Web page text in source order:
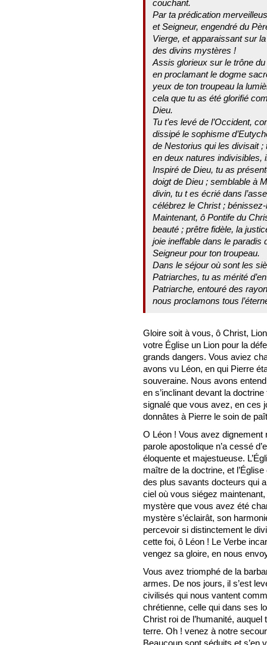
couchant.
Par ta prédication
et Seigneur, engendré du
Vierge, et apparaissant sur
des divins mystères !
Assis glorieux sur le trône
en proclamant le dogme
yeux de ton troupeau la
cela que tu as été glorifié
Dieu.
Tu t’es levé de l’Occident,
dissipé le sophisme
de Nestorius qui les divisait
en deux natures indivisibles,
Inspiré de Dieu, tu as
doigt de Dieu ; semblable à
divin, tu t es écrié dans
célébrez le Christ ;
Maintenant, ô Pontife du
beauté ; prêtre fidèle, la
joie ineffable dans le
Seigneur pour ton troupeau.
Dans le séjour où sont les
Patriarches, tu as mérité
Patriarche, entouré des
nous proclamons tous
Gloire soit à vous, ô Christ,
votre Église un Lion pour la
grands dangers. Vous aviez
avons vu Léon, en qui Pierre
souveraine. Nous avons
en s’inclinant devant la
signalé que vous avez, en ces
donnâtes à Pierre le soin de
O Léon ! Vous avez
parole apostolique n’a cessé
éloquente et majestueuse.
maître de la doctrine, et
des plus savants docteurs qui
ciel où vous siégez
mystère que vous avez été
mystère s’éclairât, son
percevoir si distinctement le
cette foi, ô Léon ! Le Verbe
vengez sa gloire, en nous
Vous avez triomphé de la
armes. De nos jours, il s’est
civilisés qui nous vantent
chrétienne, celle qui dans ses
Christ roi de l’humanité,
terre. Oh ! venez à notre
Beaucoup sont séduits et s’en